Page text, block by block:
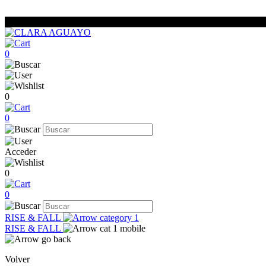
0
0
0
Acceder
0
0
RISE & FALL
RISE & FALL
Volver